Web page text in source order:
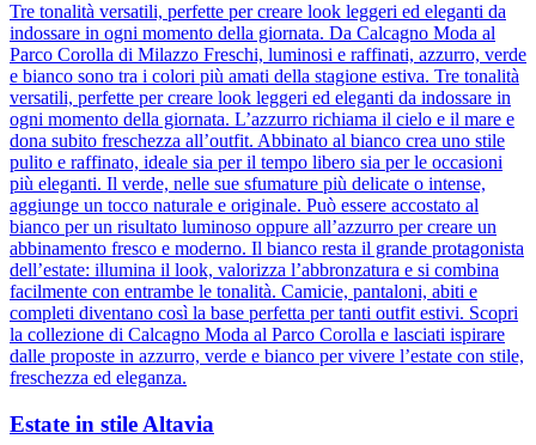
Tre tonalità versatili, perfette per creare look leggeri ed eleganti da
indossare in ogni momento della giornata. Da Calcagno Moda al
Parco Corolla di Milazzo Freschi, luminosi e raffinati, azzurro, verde
e bianco sono tra i colori più amati della stagione estiva. Tre tonalità
versatili, perfette per creare look leggeri ed eleganti da indossare in
ogni momento della giornata. L’azzurro richiama il cielo e il mare e
dona subito freschezza all’outfit. Abbinato al bianco crea uno stile
pulito e raffinato, ideale sia per il tempo libero sia per le occasioni
più eleganti. Il verde, nelle sue sfumature più delicate o intense,
aggiunge un tocco naturale e originale. Può essere accostato al
bianco per un risultato luminoso oppure all’azzurro per creare un
abbinamento fresco e moderno. Il bianco resta il grande protagonista
dell’estate: illumina il look, valorizza l’abbronzatura e si combina
facilmente con entrambe le tonalità. Camicie, pantaloni, abiti e
completi diventano così la base perfetta per tanti outfit estivi. Scopri
la collezione di Calcagno Moda al Parco Corolla e lasciati ispirare
dalle proposte in azzurro, verde e bianco per vivere l’estate con stile,
freschezza ed eleganza.
Estate in stile Altavia